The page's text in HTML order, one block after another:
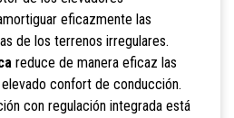
eficazmente las
de los terrenos irregulares.
reduce de manera eficaz las
confort de conducción.
con regulación integrada está